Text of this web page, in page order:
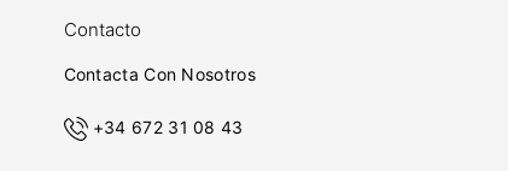
Contacto
Contacta Con Nosotros
+34 672 31 08 43